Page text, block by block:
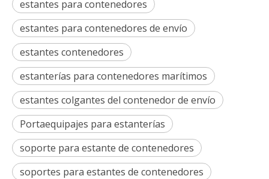
estantes para contenedores
estantes para contenedores de envío
estantes contenedores
estanterías para contenedores marítimos
estantes colgantes del contenedor de envío
Portaequipajes para estanterías
soporte para estante de contenedores
soportes para estantes de contenedores